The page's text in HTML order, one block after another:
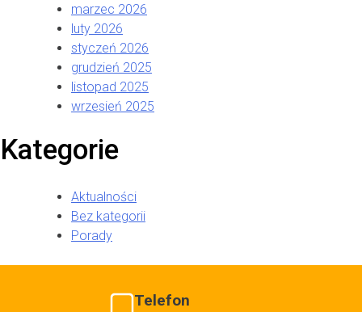
marzec 2026
luty 2026
styczeń 2026
grudzień 2025
listopad 2025
wrzesień 2025
Kategorie
Aktualności
Bez kategorii
Porady
Telefon